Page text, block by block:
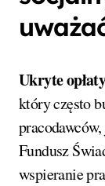
Ukryte
który często
Fundusz
wspieranie